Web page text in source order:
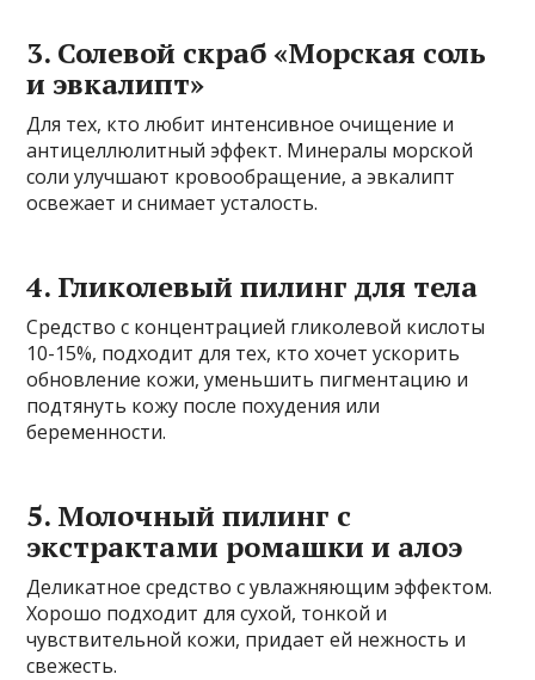
3. Солевой скраб «Морская соль
и эвкалипт»
Для тех, кто любит интенсивное очищение и
антицеллюлитный эффект. Минералы морской
соли улучшают кровообращение, а эвкалипт
освежает и снимает усталость.
4. Гликолевый пилинг для тела
Средство с концентрацией гликолевой кислоты
10-15%, подходит для тех, кто хочет ускорить
обновление кожи, уменьшить пигментацию и
подтянуть кожу после похудения или
беременности.
5. Молочный пилинг с
экстрактами ромашки и алоэ
Деликатное средство с увлажняющим эффектом.
Хорошо подходит для сухой, тонкой и
чувствительной кожи, придает ей нежность и
свежесть.